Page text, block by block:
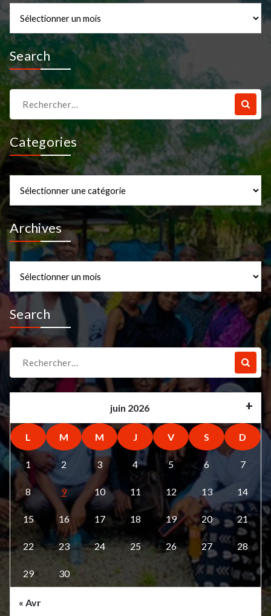
Search
pour :
Categories
Archives
Search
pour :
juin 2026
L M M J V S D
1 2 3 4 5 6 7
8 9 10 11 12 13 14
15 16 17 18 19 20 21
22 23 24 25 26 27 28
29 30
« Avr